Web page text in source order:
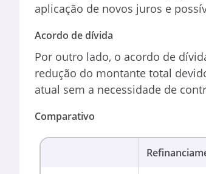
aplicação de novos juros e
Acordo de dívida
Por outro lado, o acordo de
redução do montante total
atual sem a necessidade de
Comparativo